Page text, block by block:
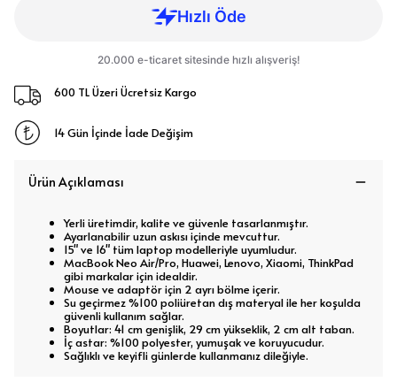
600 TL Üzeri Ücretsiz Kargo
14 Gün İçinde İade Değişim
Ürün Açıklaması
Yerli üretimdir, kalite ve güvenle tasarlanmıştır.
Ayarlanabilir uzun askısı içinde mevcuttur.
15" ve 16" tüm laptop modelleriyle uyumludur.
MacBook Neo Air/Pro, Huawei, Lenovo, Xiaomi, ThinkPad
gibi markalar için idealdir.
Mouse ve adaptör için 2 ayrı bölme içerir.
Su geçirmez %100 poliüretan dış materyal ile her koşulda
güvenli kullanım sağlar.
Boyutlar: 41 cm genişlik, 29 cm yükseklik, 2 cm alt taban.
İç astar: %100 polyester, yumuşak ve koruyucudur.
Sağlıklı ve keyifli günlerde kullanmanız dileğiyle.